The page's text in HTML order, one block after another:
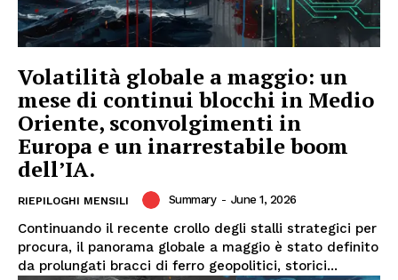
Volatilità globale a maggio: un
mese di continui blocchi in Medio
Oriente, sconvolgimenti in
Europa e un inarrestabile boom
dell’IA.
RIEPILOGHI MENSILI Summary - June 1, 2026
Continuando il recente crollo degli stalli strategici per
procura, il panorama globale a maggio è stato definito
da prolungati bracci di ferro geopolitici, storici...